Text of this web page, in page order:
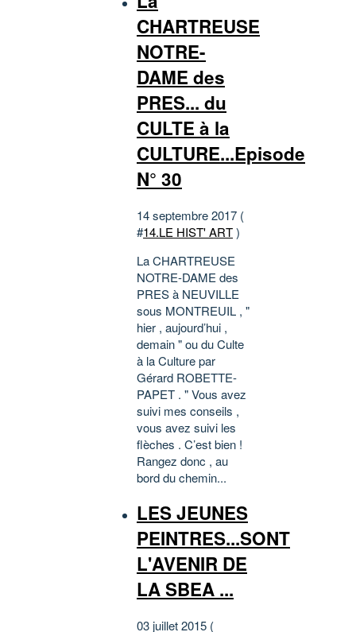
CHARTREUSE
NOTRE-
DAME des
PRES... du
CULTE à la
CULTURE...Episode
N° 30
14 septembre 2017 (
#14.LE HIST' ART)
La CHARTREUSE
NOTRE-DAME des
PRES à NEUVILLE
sous MONTREUIL , "
hier , aujourd’hui ,
demain " ou du Culte
à la Culture par
Gérard ROBETTE-
PAPET . " Vous avez
suivi mes conseils ,
vous avez suivi les
flèches . C’est bien !
Rangez donc , au
bord du chemin...
LES JEUNES
PEINTRES...SONT
L'AVENIR DE
LA SBEA ...
03 juillet 2015 (